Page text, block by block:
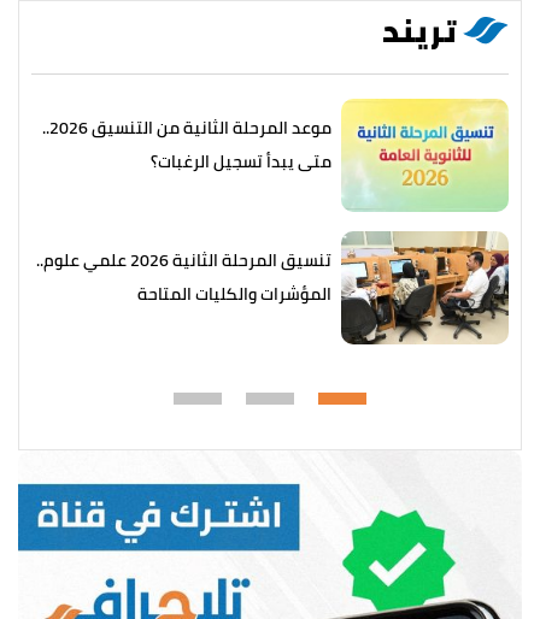
تريند
موعد المرحلة الثانية من التنسيق 2026..
متى يبدأ تسجيل الرغبات؟
تنسيق المرحلة الثانية 2026 علمي علوم..
المؤشرات والكليات المتاحة